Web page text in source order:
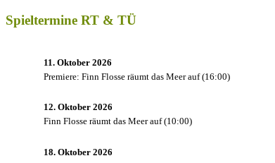
Spieltermine RT & TÜ
11. Oktober 2026
Premiere: Finn Flosse räumt das Meer auf(16:00)
12. Oktober 2026
Finn Flosse räumt das Meer auf(10:00)
18. Oktober 2026